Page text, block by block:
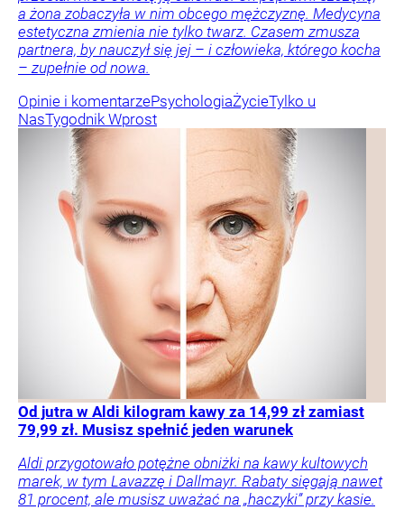
a żona zobaczyła w nim obcego mężczyznę. Medycyna
estetyczna zmienia nie tylko twarz. Czasem zmusza
partnera, by nauczył się jej – i człowieka, którego kocha
– zupełnie od nowa.
Opinie i komentarzePsychologiaŻycieTylko u
NasTygodnik Wprost
Od jutra w Aldi kilogram kawy za 14,99 zł zamiast
79,99 zł. Musisz spełnić jeden warunek
Aldi przygotowało potężne obniżki na kawy kultowych
marek, w tym Lavazzę i Dallmayr. Rabaty sięgają nawet
81 procent, ale musisz uważać na „haczyki” przy kasie.